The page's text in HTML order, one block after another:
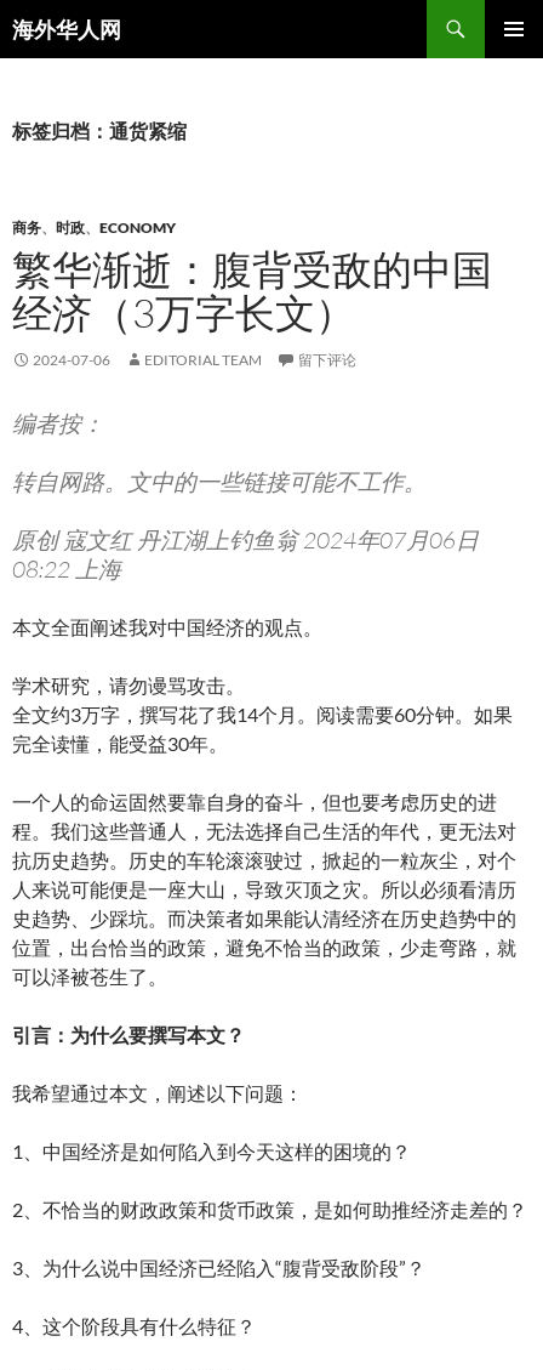
海外华人网
搜
索
文
标签归档：通货紧缩
商务、 时政、 ECONOMY
繁华渐逝：腹背受敌的中国
经济（3万字长文）
2024-07-06 EDITORIAL TEAM 留下评论
编者按：
转自网路。文中的一些链接可能不工作。
原创 寇文红 丹江湖上钓鱼翁 2024年07月06日
08:22 上海
本文全面阐述我对中国经济的观点。
学术研究，请勿谩骂攻击。
全文约3万字，撰写花了我14个月。阅读需要60分钟。如果
完全读懂，能受益30年。
一个人的命运固然要靠自身的奋斗，但也要考虑历史的进
程。我们这些普通人，无法选择自己生活的年代，更无法对
抗历史趋势。历史的车轮滚滚驶过，掀起的一粒灰尘，对个
人来说可能便是一座大山，导致灭顶之灾。所以必须看清历
史趋势、少踩坑。而决策者如果能认清经济在历史趋势中的
位置，出台恰当的政策，避免不恰当的政策，少走弯路，就
可以泽被苍生了。
引言：为什么要撰写本文？
我希望通过本文，阐述以下问题：
1、中国经济是如何陷入到今天这样的困境的？
2、不恰当的财政政策和货币政策，是如何助推经济走差的？
3、为什么说中国经济已经陷入“腹背受敌阶段”？
4、这个阶段具有什么特征？